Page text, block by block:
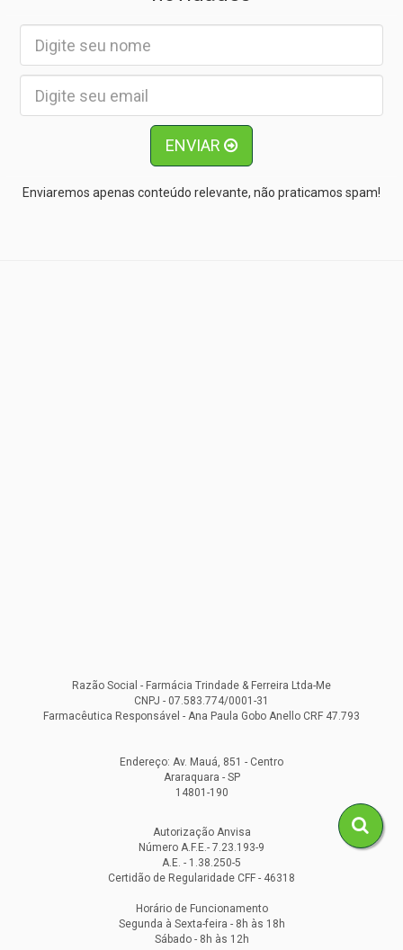
ENVIAR
Enviaremos apenas conteúdo relevante, não praticamos spam!
Razão Social - Farmácia Trindade & Ferreira Ltda-Me
CNPJ - 07.583.774/0001-31
Farmacêutica Responsável - Ana Paula Gobo Anello CRF 47.793
Endereço: Av. Mauá, 851 - Centro
Araraquara - SP
14801-190
Autorização Anvisa
Número A.F.E.- 7.23.193-9
A.E. - 1.38.250-5
Certidão de Regularidade CFF - 46318
Horário de Funcionamento
Segunda à Sexta-feira - 8h às 18h
Sábado - 8h às 12h